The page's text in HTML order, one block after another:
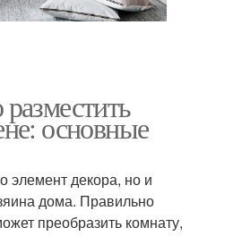
основные
элемент декора, но и
дома. Правильно
преобразить комнату,